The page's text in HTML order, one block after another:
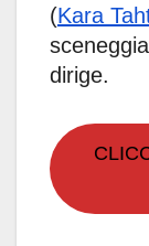
(Kara
dirige.